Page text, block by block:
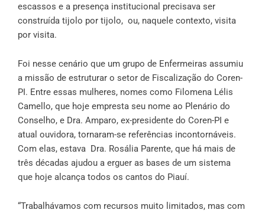
escassos e a presença institucional precisava ser
construída tijolo por tijolo, ou, naquele contexto, visita
por visita.
Foi nesse cenário que um grupo de Enfermeiras assumiu
a missão de estruturar o setor de Fiscalização do Coren-
PI. Entre essas mulheres, nomes como Filomena Lélis
Camello, que hoje empresta seu nome ao Plenário do
Conselho, e Dra. Amparo, ex-presidente do Coren-PI e
atual ouvidora, tornaram-se referências incontornáveis.
Com elas, estava Dra. Rosália Parente, que há mais de
três décadas ajudou a erguer as bases de um sistema
que hoje alcança todos os cantos do Piauí.
“Trabalhávamos com recursos muito limitados, mas com